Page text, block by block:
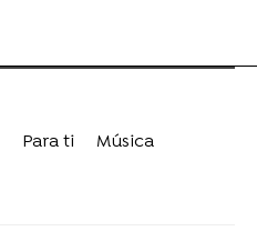
Para ti
Música